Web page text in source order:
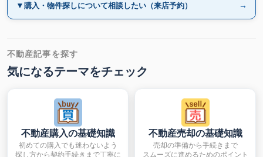
購入・物件探しについて相談したい（来店予約） →
不動産記事を探す
気になるテーマをチェック
不動産購入の基礎知識
初めての購入でも迷わないよう
探し方から契約手続きまで丁寧に
不動産売却の基礎知識
売却の準備から手続きまで
スムーズに進めるためのポイント